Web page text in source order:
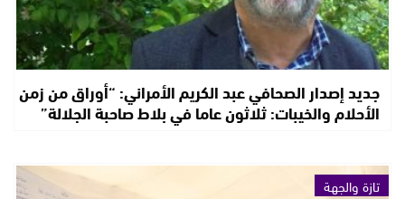
جديد إصدار الصحافي عبد الكريم الأمراني: “أوراق من زمن
الأحلام والخيبات: ثلاثون عاما في بلاط صاحبة الجلالة”
تازة والجهة